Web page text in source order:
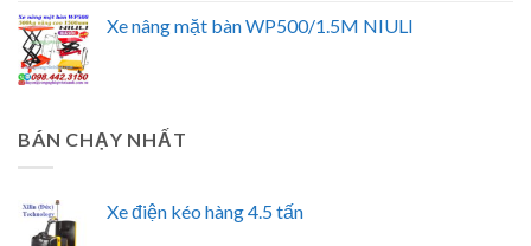
Xe nâng mặt bàn WP500/1.5M NIULI
BÁN CHẠY NHẤT
Xe điện kéo hàng 4.5 tấn